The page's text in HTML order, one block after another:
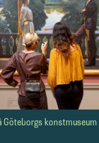
Göteborgs konstmuseum